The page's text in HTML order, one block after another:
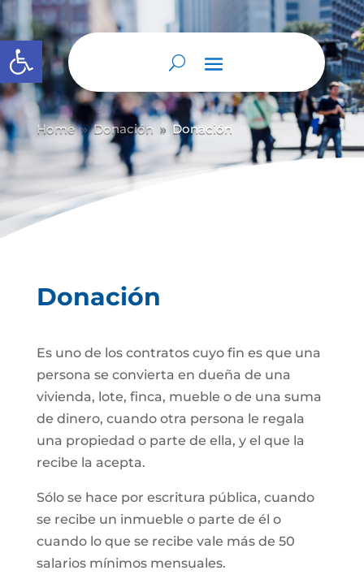
Abrir barra de herramientas
Home 9 Donación 9 Donación
Donación
Es uno de los contratos cuyo fin es que una
persona se convierta en dueña de una
vivienda, lote, finca, mueble o de una suma
de dinero, cuando otra persona le regala
una propiedad o parte de ella, y el que la
recibe la acepta.
Sólo se hace por escritura pública, cuando
se recibe un inmueble o parte de él o
cuando lo que se recibe vale más de 50
salarios mínimos mensuales.